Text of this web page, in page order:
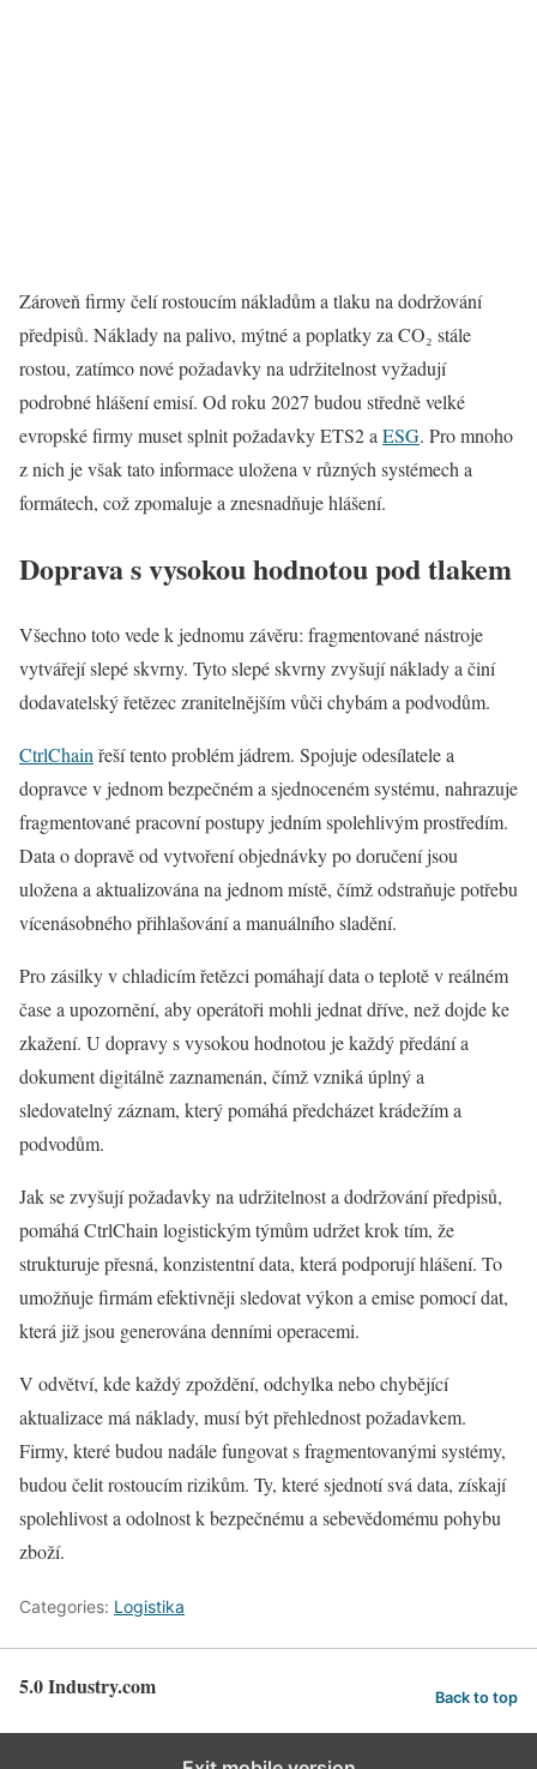
Zároveň firmy čelí rostoucím nákladům a tlaku na dodržování
předpisů. Náklady na palivo, mýtné a poplatky za CO₂ stále
rostou, zatímco nové požadavky na udržitelnost vyžadují
podrobné hlášení emisí. Od roku 2027 budou středně velké
evropské firmy muset splnit požadavky ETS2 a ESG. Pro mnoho
z nich je však tato informace uložena v různých systémech a
formátech, což zpomaluje a znesnadňuje hlášení.
Doprava s vysokou hodnotou pod tlakem
Všechno toto vede k jednomu závěru: fragmentované nástroje
vytvářejí slepé skvrny. Tyto slepé skvrny zvyšují náklady a činí
dodavatelský řetězec zranitelnějším vůči chybám a podvodům.
CtrlChain řeší tento problém jádrem. Spojuje odesílatele a
dopravce v jednom bezpečném a sjednoceném systému, nahrazuje
fragmentované pracovní postupy jedním spolehlivým prostředím.
Data o dopravě od vytvoření objednávky po doručení jsou
uložena a aktualizována na jednom místě, čímž odstraňuje potřebu
vícenásobného přihlašování a manuálního sladění.
Pro zásilky v chladicím řetězci pomáhají data o teplotě v reálném
čase a upozornění, aby operátoři mohli jednat dříve, než dojde ke
zkažení. U dopravy s vysokou hodnotou je každý předání a
dokument digitálně zaznamenán, čímž vzniká úplný a
sledovatelný záznam, který pomáhá předcházet krádežím a
podvodům.
Jak se zvyšují požadavky na udržitelnost a dodržování předpisů,
pomáhá CtrlChain logistickým týmům udržet krok tím, že
strukturuje přesná, konzistentní data, která podporují hlášení. To
umožňuje firmám efektivněji sledovat výkon a emise pomocí dat,
která již jsou generována denními operacemi.
V odvětví, kde každý zpoždění, odchylka nebo chybějící
aktualizace má náklady, musí být přehlednost požadavkem.
Firmy, které budou nadále fungovat s fragmentovanými systémy,
budou čelit rostoucím rizikům. Ty, které sjednotí svá data, získají
spolehlivost a odolnost k bezpečnému a sebevědomému pohybu
zboží.
Categories: Logistika
5.0 Industry.com Back to top